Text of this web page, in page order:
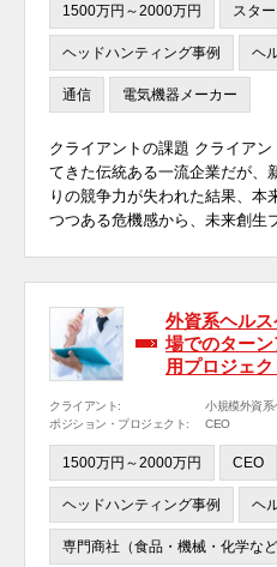
1500万円～2000万円 スタ
ヘッドハンティング事例 ヘ
通信 電気機器メーカー
クライアントの課題 クライア
てきた伝統ある一流企業だが、
りの競争力が失われた結果、本
つつある危機感から、未来創
外資系ヘル
場でのター
用プロジェク
クライアント:
小規模外資系
ポジション・プロジェクト:
CEO
1500万円～2000万円 CEO
ヘッドハンティング事例 ヘ
専門商社（食品・機械・化学など